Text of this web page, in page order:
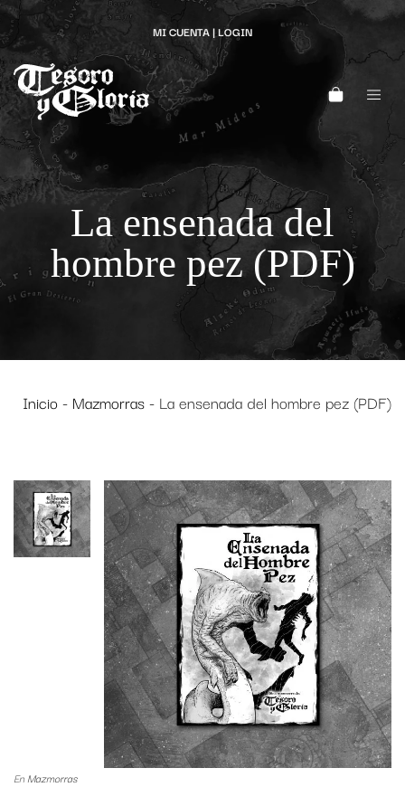
MI CUENTA | LOGIN
La ensenada del
hombre pez (PDF)
Inicio- Mazmorras- La ensenada del hombre pez (PDF)
EnMazmorras